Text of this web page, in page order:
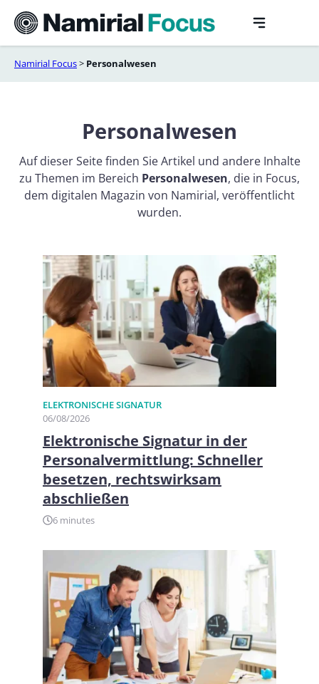
content
Namirial Focus> Personalwesen
Personalwesen
Auf dieser Seite finden Sie Artikel und andere Inhalte
zu Themen im Bereich Personalwesen, die in Focus,
dem digitalen Magazin von Namirial, veröffentlicht
wurden.
ELEKTRONISCHE SIGNATUR
06/08/2026
Elektronische Signatur in der
Personalvermittlung: Schneller
besetzen, rechtswirksam
abschließen
6 minutes